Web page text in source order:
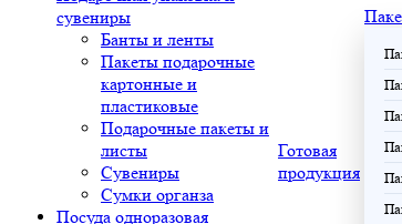
сувениры
Банты и ленты
Пакеты подарочные
картонные и
пластиковые
Подарочные пакеты и
листы
Сувениры
Сумки органза
Посуда одноразовая
Готовая
продукция